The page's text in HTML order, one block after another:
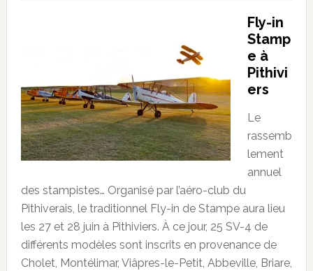
Fly-in
Stamp
e à
Pithivi
ers
Le
rassemb
lement
annuel
des stampistes… Organisé par l’aéro-club du
Pithiverais, le traditionnel Fly-in de Stampe aura lieu
les 27 et 28 juin à Pithiviers. À ce jour, 25 SV-4 de
différents modèles sont inscrits en provenance de
Cholet, Montélimar, Viâpres-le-Petit, Abbeville, Briare,